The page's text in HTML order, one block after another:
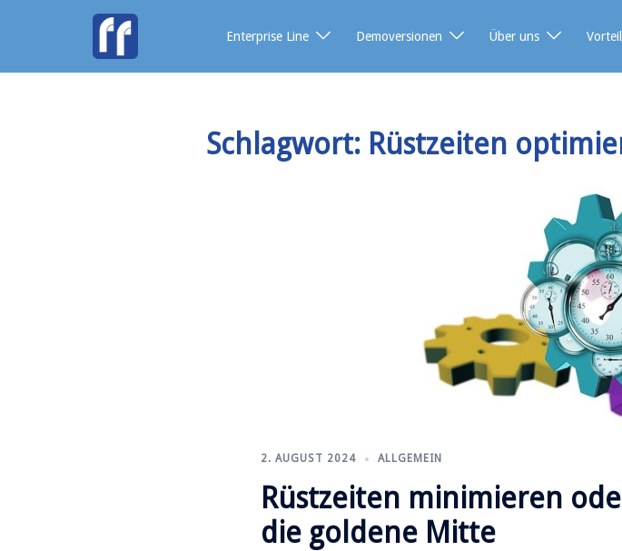
Enterprise Line Demoversionen Über uns
Schlagwort: Rüstzeiten
2. AUGUST 2024 ALLGEMEIN
Rüstzeiten minimieren
die goldene Mitte